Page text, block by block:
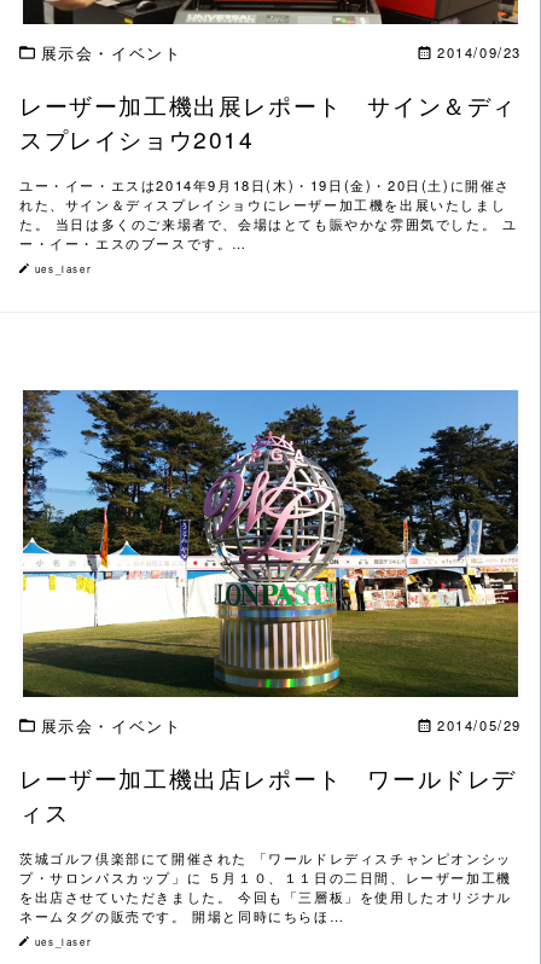
展示会・イベント 2014/09/23
レーザー加工機出展レポート サイン＆ディ
スプレイショウ2014
ユー・イー・エスは2014年9月18日(木)・19日(金)・20日(土)に開催さ
れた、サイン＆ディスプレイショウにレーザー加工機を出展いたしまし
た。 当日は多くのご来場者で、会場はとても賑やかな雰囲気でした。 ユ
ー・イー・エスのブースです。…
ues_laser
この記事を読む
展示会・イベント 2014/05/29
レーザー加工機出店レポート ワールドレデ
ィス
茨城ゴルフ倶楽部にて開催された 「ワールドレディスチャンピオンシッ
プ・サロンパスカップ」に ５月１０、１１日の二日間、レーザー加工機
を出店させていただきました。 今回も「三層板」を使用したオリジナル
ネームタグの販売です。 開場と同時にちらほ…
ues_laser